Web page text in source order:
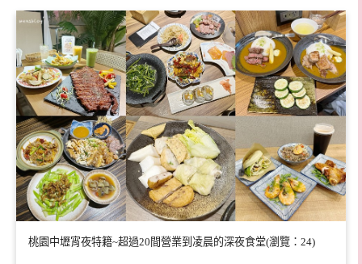
桃園中壢宵夜特籍~超過20間營業到凌晨的深夜食堂(瀏覽：24)